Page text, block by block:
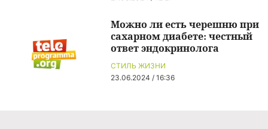
СТИЛЬ ЖИЗНИ
23.06.2024 / 16:36
Можно ли есть черешню при
сахарном диабете: честный
ответ эндокринолога